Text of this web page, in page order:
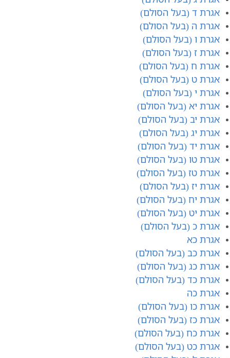
אגרת ד (בעל הסולם)
אגרת ה (בעל הסולם)
אגרת ו (בעל הסולם)
אגרת ז (בעל הסולם)
אגרת ח (בעל הסולם)
אגרת ט (בעל הסולם)
אגרת י (בעל הסולם)
אגרת יא (בעל הסולם)
אגרת יב (בעל הסולם)
אגרת יג (בעל הסולם)
אגרת יד (בעל הסולם)
אגרת טו (בעל הסולם)
אגרת טז (בעל הסולם)
אגרת יז (בעל הסולם)
אגרת יח (בעל הסולם)
אגרת יט (בעל הסולם)
אגרת כ (בעל הסולם)
אגרת כא
אגרת כב (בעל הסולם)
אגרת כג (בעל הסולם)
אגרת כד (בעל הסולם)
אגרת כה
אגרת כו (בעל הסולם)
אגרת כז (בעל הסולם)
אגרת כח (בעל הסולם)
אגרת כט (בעל הסולם)